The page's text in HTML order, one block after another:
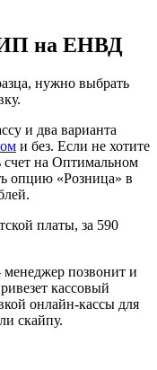
ИП на ЕНВД
нужно выбрать
и два варианта
и без. Если не хотите
счет на Оптимальном
опцию «Розница» в
.
платы, за 590
менеджер позвонит и
кассовый
онлайн-кассы для
скайпу.